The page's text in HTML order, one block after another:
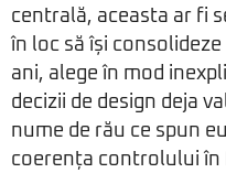
centrală, aceasta ar fi
în loc să își
ani, alege în mod
decizii de design deja
nume de rău ce spun
coerența controlului în